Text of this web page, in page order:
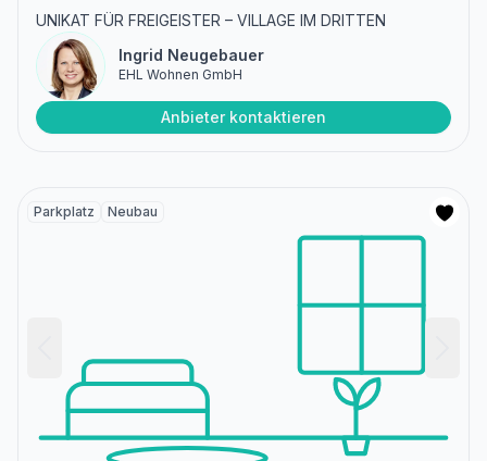
UNIKAT FÜR FREIGEISTER – VILLAGE IM DRITTEN
Ingrid Neugebauer
EHL Wohnen GmbH
Anbieter kontaktieren
Parkplatz Neubau